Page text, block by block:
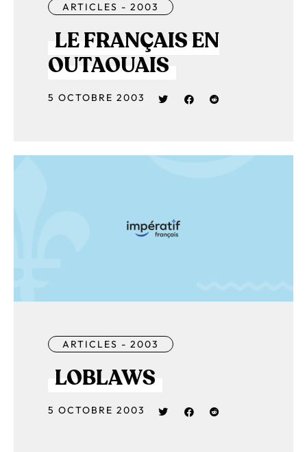
ARTICLES - 2003
LE FRANÇAIS EN
OUTAOUAIS
5 OCTOBRE 2003
ARTICLES - 2003
LOBLAWS
5 OCTOBRE 2003